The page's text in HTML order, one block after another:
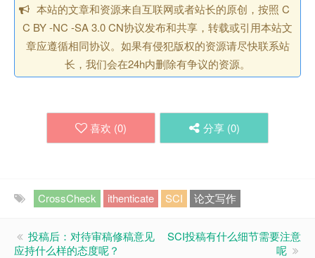
本站的文章和资源来自互联网或者站长的原创，按照 C
C BY -NC -SA 3.0 CN协议发布和共享，转载或引用本站文
章应遵循相同协议。如果有侵犯版权的资源请尽快联系站
长，我们会在24h内删除有争议的资源。
喜欢 (0) 分享 (0)
CrossCheck ithenticate SCI 论文写作
投稿后：对待审稿修稿意见
应持什么样的态度呢？
SCI投稿有什么细节需要注意
呢